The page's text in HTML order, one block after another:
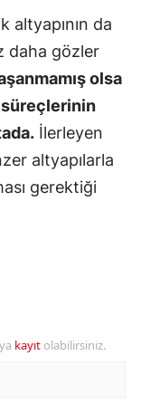
altyapının da
daha gözler
olsa
süreçlerinin
İlerleyen
altyapılarla
gerektiği
kayıt olabilirsiniz.